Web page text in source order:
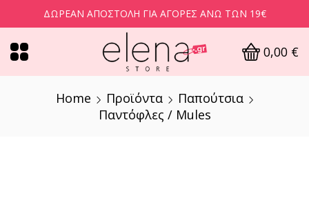
ΔΩΡΕΆΝ ΑΠΟΣΤΟΛΉ ΓΙΑ ΑΓΟΡΈΣ ΆΝΩ ΤΩΝ 19€
0,00 €
Home Προϊόντα
Παπούτσια
Παντόφλες / Mules